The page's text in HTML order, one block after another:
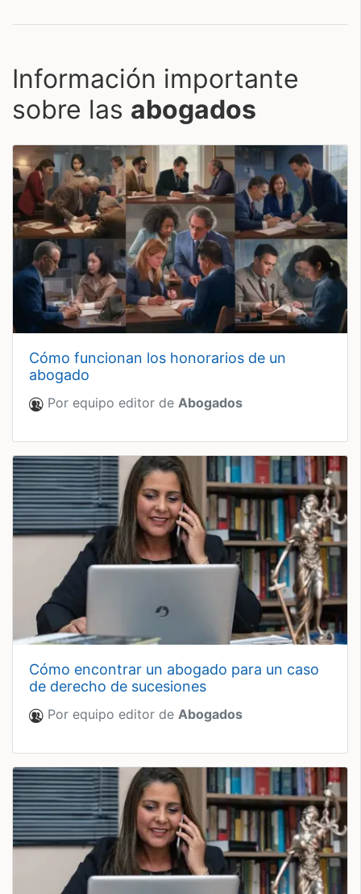
Información importante
sobre las abogados
cómo funcionan los honorarios de un
abogado
Por equipo editor de Abogados
cómo encontrar un abogado para un caso
de derecho de sucesiones
Por equipo editor de Abogados